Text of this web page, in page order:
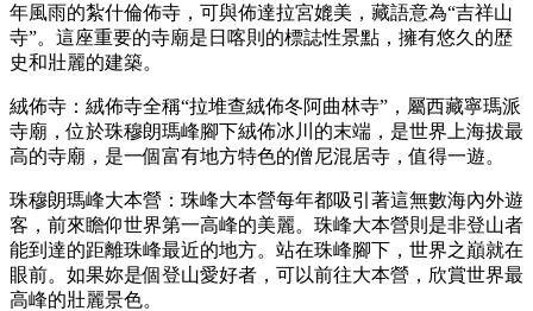
年風雨的紮什倫佈寺，可與佈達拉宮媲美，藏語意為“吉祥山
寺”。這座重要的寺廟是日喀則的標誌性景點，擁有悠久的歴
史和壯麗的建築。
絨佈寺：絨佈寺全稱“拉堆查絨佈冬阿曲林寺”，屬西藏寧瑪派
寺廟，位於珠穆朗瑪峰腳下絨佈冰川的末端，是世界上海拔最
高的寺廟，是一個富有地方特色的僧尼混居寺，值得一遊。
珠穆朗瑪峰大本營：珠峰大本營每年都吸引著這無數海內外遊
客，前來瞻仰世界第一高峰的美麗。珠峰大本營則是非登山者
能到達的距離珠峰最近的地方。站在珠峰腳下，世界之巔就在
眼前。如果妳是個登山愛好者，可以前往大本營，欣賞世界最
高峰的壯麗景色。